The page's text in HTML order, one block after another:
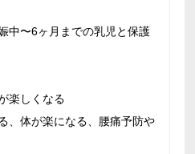
中〜6ヶ月までの乳児と保護
楽しくなる
、体が楽になる、腰痛予防や